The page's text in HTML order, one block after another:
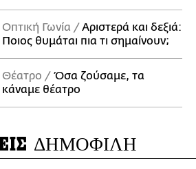
Οπτική Γωνία
Αριστερά και δεξιά:
Ποιος θυμάται πια τι σημαίνουν;
Θέατρο
Όσα ζούσαμε, τα
κάναμε θέατρο
ΔΗΜΟΦΙΛΗ